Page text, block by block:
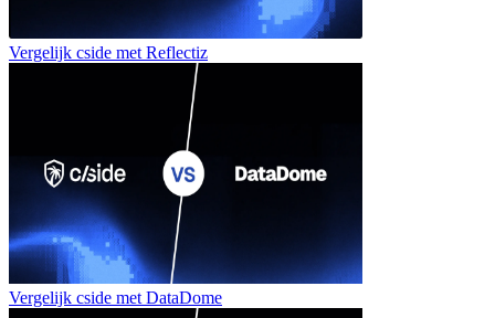
Vergelijk cside met Reflectiz
Vergelijk cside met DataDome